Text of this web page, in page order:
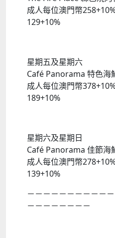
成人每位澳門幣
129+10%
星期五及星期六
Café Panorama 特色海
成人每位澳門幣
189+10%
星期六及星期日
Café Panorama 佳節海
成人每位澳門幣
139+10%
－－－－－－－－－－
－－－－－－－－